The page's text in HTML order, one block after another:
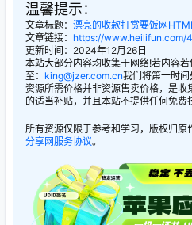
温馨提示：
文章标题： 漂亮的收款打赏要饭网
文章链接： https://www.heilifun.com/
更新时间：2024年12月26日
本站大部分内容均收集于网络!若内容
至： king@jzer.com.cn我们将第一时间
资源所需价格并非资源售卖价格，是
的适当补贴，并且本站不提供任何免费
所有资源仅限于参考和学习，版权归原
分享网服务协议。